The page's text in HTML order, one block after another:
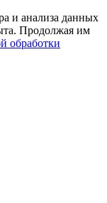
и анализа данных
Продолжая им
обработки